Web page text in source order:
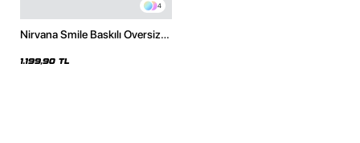
4
Nirvana Smile Baskılı Oversize
1.199,90 TL